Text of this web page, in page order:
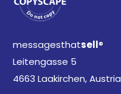
messagesthatsell®
Leitengasse 5
4663 Laakirchen, Austria